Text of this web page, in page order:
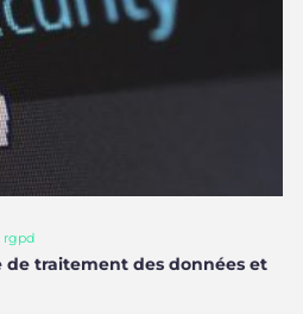
rgpd
de traitement des données et